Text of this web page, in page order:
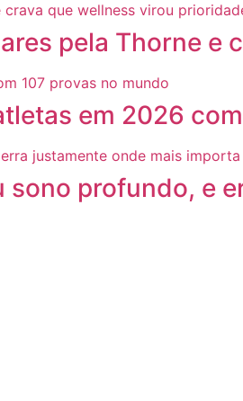
pela Thorne
em 2026
sono profundo, e